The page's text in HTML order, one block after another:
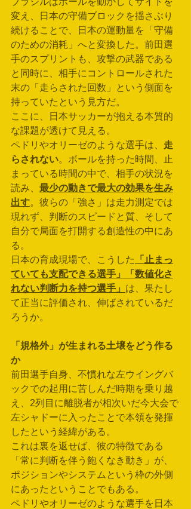
変え、日本の守備ブロックを揺さぶり
続けることで、日本の運動量を「守備
のための消耗」へと変換した。前田選
手のスプリントも、攻撃の武器である
と同時に、相手にコントロールされた
末の「走らされた回数」という側面を
持っていたという見方だ。
ここに、日本サッカーが抱える本質的
な課題が透けて見える。
ペドリやオリーゼのような選手は、 走
らされない。ボールを持った時間、止
まっている時間の中で、相手の状況を
読み、 最少の動きで最大の効果を生み
出す。彼らの「強さ」は走力測定では
現れず、判断のスピードと質、そして
自分で局面を打開する創造性の中にあ
る。
日本の育成現場で、こうした
「止まっ
ていても支配できる選手」「数値化さ
れない判断力を持つ選手」 は、果たし
て正当に評価され、伸ばされているだ
ろうか。
「規格外」が生まれる土壌をどう作る
か
前田選手自身、不慣れな左ウイングバ
ックでの起用に苦しんだ時期を乗り越
え、2列目に離脱者が相次いだ今大会で
左シャドーに入ったことで本領を発揮
したという経緯がある。
これは裏を返せば、彼の特徴である
「常に判断を伴う飽くなき動き」が、
ポジションやシステムという枠の外側
にあったということでもある。
ペドリやオリーゼのような選手を日本